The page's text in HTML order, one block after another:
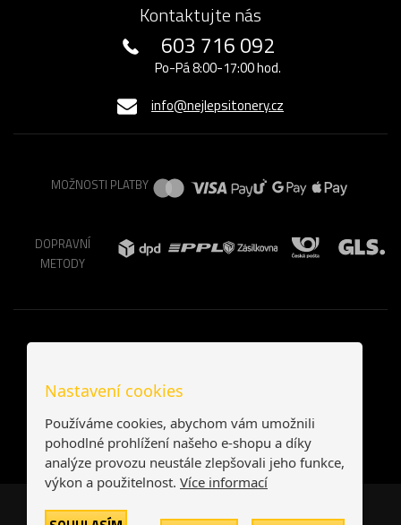
Kontaktujte nás
603 716 092
Po-Pá 8:00-17:00 hod.
info@nejlepsitonery.cz
MOŽNOSTI PLATBY
DOPRAVNÍ
METODY
Česká republika Slovensko
Nastavení cookies
Používáme cookies, abychom vám umožnili
pohodlné prohlížení našeho e-shopu a díky
analýze provozu neustále zlepšovali jeho funkce,
výkon a použitelnost. Více informací